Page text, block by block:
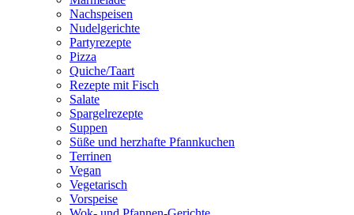
Nachspeisen
Nudelgerichte
Partyrezepte
Pizza
Quiche/Taart
Rezepte mit Fisch
Salate
Spargelrezepte
Suppen
Süße und herzhafte Pfannkuchen
Terrinen
Vegan
Vegetarisch
Vorspeise